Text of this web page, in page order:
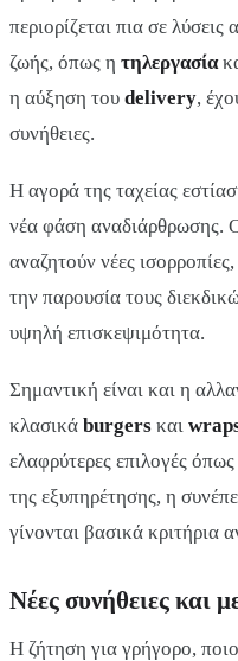
περιορίζεται πια σε
ζωής, όπως η τηλεργασία
η αύξηση του delivery,
συνήθειες.
Η αγορά της ταχείας
νέα φάση αναδιάρθρωσης.
αναζητούν νέες
την παρουσία τους
υψηλή επισκεψιμότητα.
Σημαντική είναι και η
κλασικά burgers και
ελαφρύτερες επιλογές
της εξυπηρέτησης, η
γίνονται βασικά κριτήρια
Νέες συνήθειες και
Η ζήτηση για γρήγορο,